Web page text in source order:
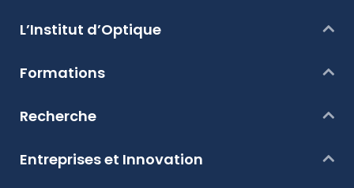
L’Institut d’Optique
Formations
Recherche
Entreprises et Innovation